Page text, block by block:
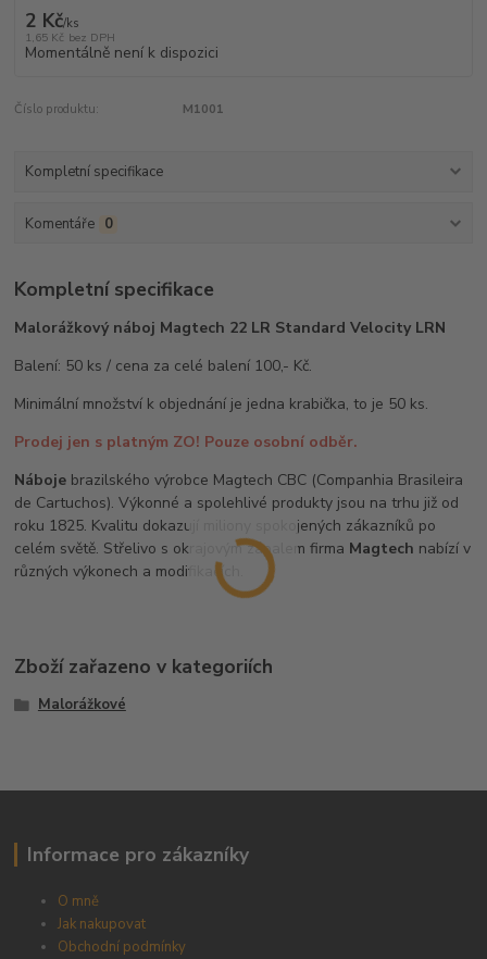
2 Kč/ks
1,65 Kč bez DPH
Momentálně není k dispozici
Číslo produktu: M1001
Kompletní specifikace
Komentáře 0
Kompletní specifikace
Malorážkový náboj Magtech 22 LR Standard Velocity LRN
Balení: 50 ks / cena za celé balení 100,- Kč.
Minimální množství k objednání je jedna krabička, to je 50 ks.
Prodej jen s platným ZO! Pouze osobní odběr.
Náboje brazilského výrobce Magtech CBC (Companhia Brasileira
de Cartuchos). Výkonné a spolehlivé produkty jsou na trhu již od
roku 1825. Kvalitu dokazují miliony spokojených zákazníků po
celém světě. Střelivo s okrajovým zápalem firma Magtech nabízí v
různých výkonech a modifikacích.
Zboží zařazeno v kategoriích
Malorážkové
Informace pro zákazníky
O mně
Jak nakupovat
Obchodní podmínky